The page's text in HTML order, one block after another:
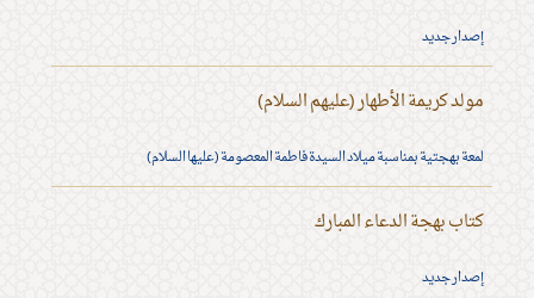
إصدار جديد
مولد كريمة الأطهار (عليهم السلام)
لمعة بهجتية بمناسبة ميلاد السيدة فاطمة المعصومة (عليها السلام)
كتاب بهجة الدعاء المبارك
إصدار جديد